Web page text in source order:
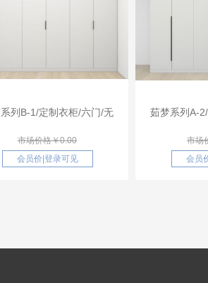
列B-1/定制衣柜/六门/无
市场价格￥0.00
会员价 登录可见
茹梦系列A-
市场
会员